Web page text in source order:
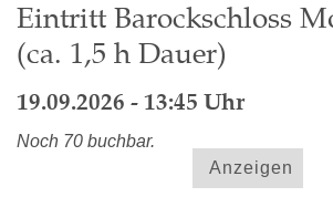
Eintritt Barockschloss
(ca. 1,5 h Dauer)
19.09.2026 - 13:45 Uhr
Noch 70 buchbar.
Anzeigen